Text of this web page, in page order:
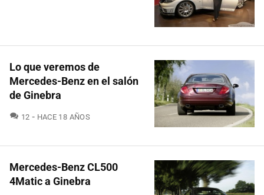
Lo que veremos de
Mercedes-Benz en el salón
de Ginebra
12 COMENTARIOS
HACE 18 AÑOS
Mercedes-Benz CL500
4Matic a Ginebra